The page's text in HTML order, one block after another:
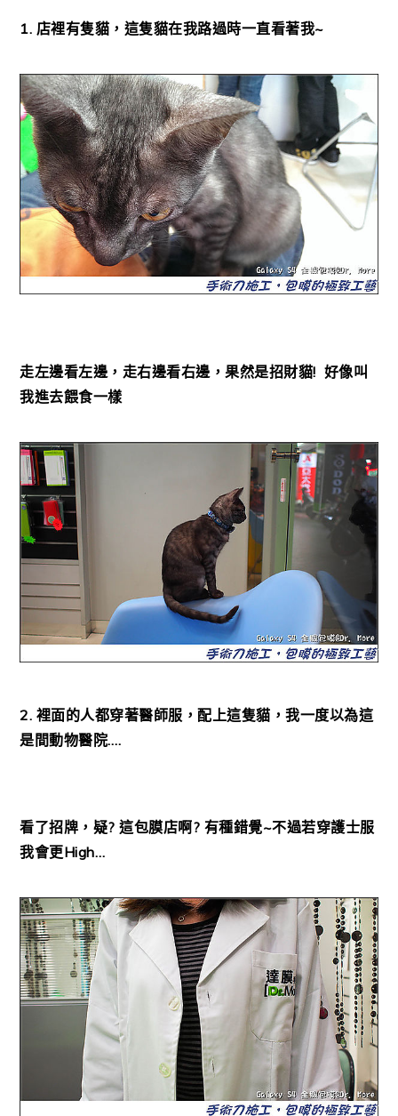
1. 店裡有隻貓，這隻貓在我路過時一直看著我~
走左邊看左邊，走右邊看右邊，果然是招財貓! 好像叫
我進去餵食一樣
2. 裡面的人都穿著醫師服，配上這隻貓，我一度以為這
是間動物醫院….
看了招牌，疑? 這包膜店啊? 有種錯覺~不過若穿護士服
我會更High…